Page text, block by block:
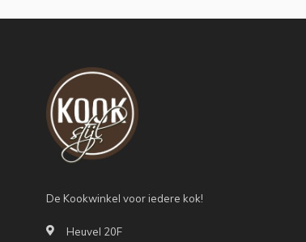
De Kookwinkel voor iedere kok!
Heuvel 20F